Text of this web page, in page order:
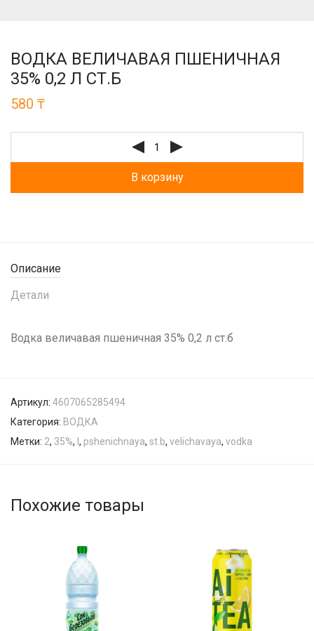
ВОДКА ВЕЛИЧАВАЯ ПШЕНИЧНАЯ
35% 0,2 Л СТ.Б
580 ₸
В корзину
Описание
Детали
Водка величавая пшеничная 35% 0,2 л ст.б
Артикул: 4607065285494
Категория: ВОДКА
Метки: 2, 35%, , pshenichnaya, st.b, velichavaya, vodka
Похожие товары